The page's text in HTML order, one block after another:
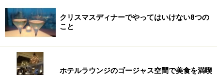
クリスマスディナーでやってはいけない8つの
こと
ホテルラウンジのゴージャス空間で美食を満喫